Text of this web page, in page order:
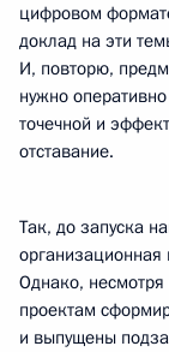
цифровом
доклад на эти
И, повторю,
нужно
точечной и
отставание.
Так, до запуска
организационная
Однако,
проектам
и выпущены